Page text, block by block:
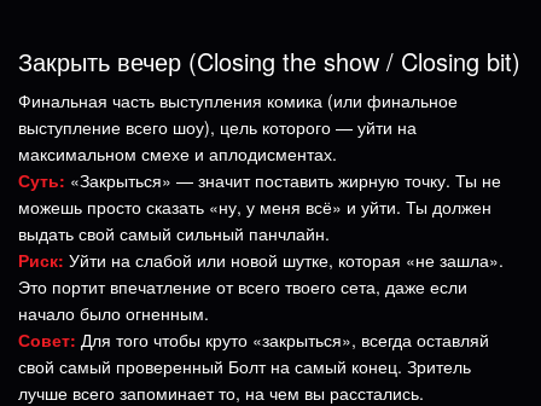
Закрыть вечер (Closing the show / Closing bit)
Финальная часть выступления комика (или финальное
выступление всего шоу), цель которого — уйти на
максимальном смехе и аплодисментах.
Суть: «Закрыться» — значит поставить жирную точку. Ты не
можешь просто сказать «ну, у меня всё» и уйти. Ты должен
выдать свой самый сильный панчлайн.
Риск: Уйти на слабой или новой шутке, которая «не зашла».
Это портит впечатление от всего твоего сета, даже если
начало было огненным.
Совет: Для того чтобы круто «закрыться», всегда оставляй
свой самый проверенный Болт на самый конец. Зритель
лучше всего запоминает то, на чем вы расстались.